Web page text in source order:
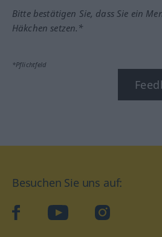
Bitte bestätigen Sie, dass Sie ein
Häkchen setzen.*
*Pflichtfeld
Besuchen Sie uns auf:
facebookYouTube Instagram